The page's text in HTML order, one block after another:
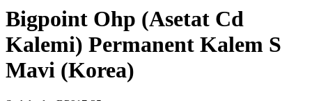
Bigpoint Ohp (Asetat Cd
Kalemi) Permanent Kalem S
Mavi (Korea)